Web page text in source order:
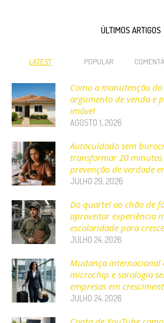
ÚLTIMOS ARTIGOS
LATEST POPULAR
Como a manutenção
argumento de venda e
imóvel
AGOSTO 1, 2026
Autocuidado sem
transformar 20 minutos
prevenção de verdade
JULHO 29, 2026
Do quartel ao chão de
aproveitar experiência
escolaridade para
JULHO 24, 2026
Mudança internacional
microchip e sorologia
empresas em
JULHO 24, 2026